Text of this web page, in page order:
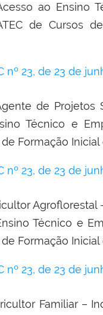
ao Ensino
de Cursos
23, de 23 de
de Projetos
Técnico e
Formação
23, de 23 de
Agroflorestal
Técnico e
Formação
23, de 23 de
Familiar –